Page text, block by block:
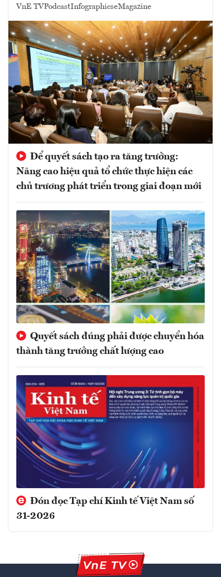
VnE TVPodcastInfographicseMagazine
Để quyết sách tạo ra tăng trưởng:
Nâng cao hiệu quả tổ chức thực hiện các
chủ trương phát triển trong giai đoạn mới
Quyết sách đúng phải được chuyển hóa
thành tăng trưởng chất lượng cao
Đón đọc Tạp chí Kinh tế Việt Nam số
31-2026